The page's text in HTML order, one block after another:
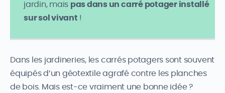
jardin, mais pas dans un carré potager installé
sur sol vivant !
Dans les jardineries, les carrés potagers sont souvent
équipés d’un géotextile agrafé contre les planches
de bois. Mais est-ce vraiment une bonne idée ?